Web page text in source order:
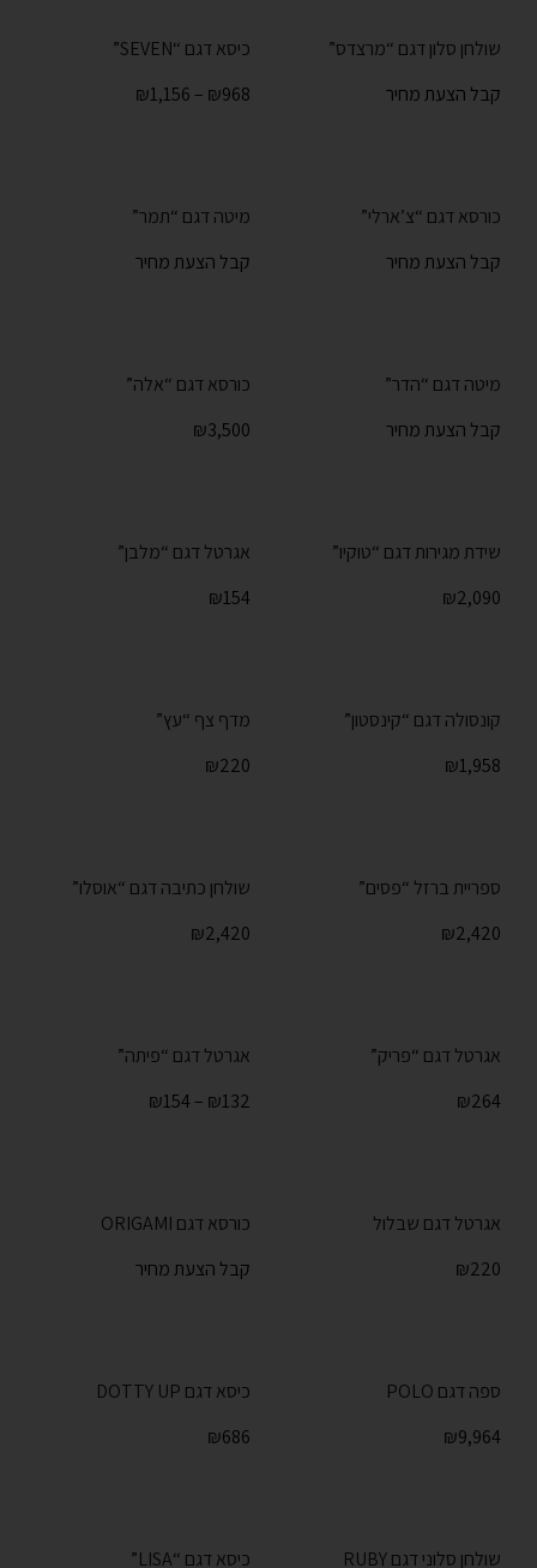
שולחן סלון דגם “מרצדס”
קבל הצעת מחיר
כיסא דגם “SEVEN”
₪968
–
₪1,156
כורסא דגם “צ’ארלי”
קבל הצעת מחיר
מיטה דגם “תמר”
קבל הצעת מחיר
מיטה דגם “הדר”
קבל הצעת מחיר
כורסא דגם “אלה”
₪3,500
שידת מגירות דגם “טוקיו”
₪2,090
אגרטל דגם “מלבן”
₪154
קונסולה דגם “קינסטון”
₪1,958
מדף צף “עץ”
₪220
ספריית ברזל “פסים”
₪2,420
שולחן כתיבה דגם “אוסלו”
₪2,420
אגרטל דגם “פריק”
₪264
אגרטל דגם “פיתה”
₪132
–
₪154
אגרטל דגם שבלול
₪220
כורסא דגם ORIGAMI
קבל הצעת מחיר
ספה דגם POLO
₪9,964
כיסא דגם DOTTY UP
₪686
שולחן סלוני דגם RUBY כיסא דגם “LISA”